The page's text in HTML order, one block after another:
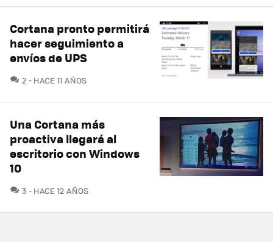
Cortana pronto permitirá
hacer seguimiento a
envíos de UPS
2 COMENTARIOS
HACE 11 AÑOS
Una Cortana más
proactiva llegará al
escritorio con Windows
10
3 COMENTARIOS
HACE 12 AÑOS